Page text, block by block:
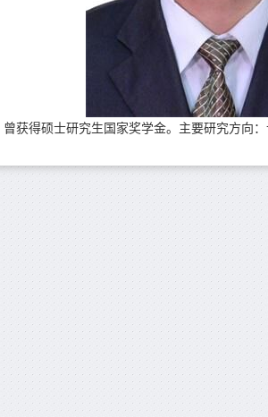
获得硕士研究生国家奖学金。主要研究方向